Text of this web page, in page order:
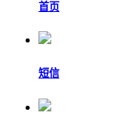
首页
短信